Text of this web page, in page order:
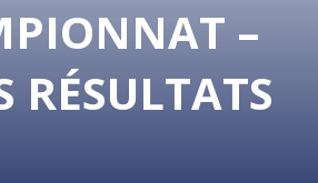
–
RÉSULTATS